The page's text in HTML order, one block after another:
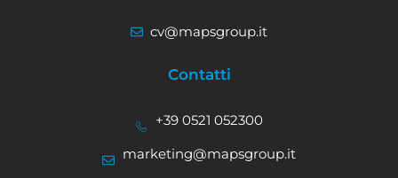
cv@mapsgroup.it
Contatti
+39 0521 052300
marketing@mapsgroup.it